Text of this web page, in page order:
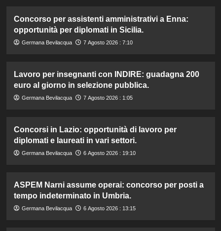
Concorso per assistenti amministrativi a Enna:
opportunità per diplomati in Sicilia.
Germana Bevilacqua 7 Agosto 2026 : 7:10
Lavoro per insegnanti con INDIRE: guadagna 200
euro al giorno in selezione pubblica.
Germana Bevilacqua 7 Agosto 2026 : 1:05
Concorsi in Lazio: opportunità di lavoro per
diplomati e laureati in vari settori.
Germana Bevilacqua 6 Agosto 2026 : 19:10
ASPEM Narni assume operai: concorso per posti a
tempo indeterminato in Umbria.
Germana Bevilacqua 6 Agosto 2026 : 13:15